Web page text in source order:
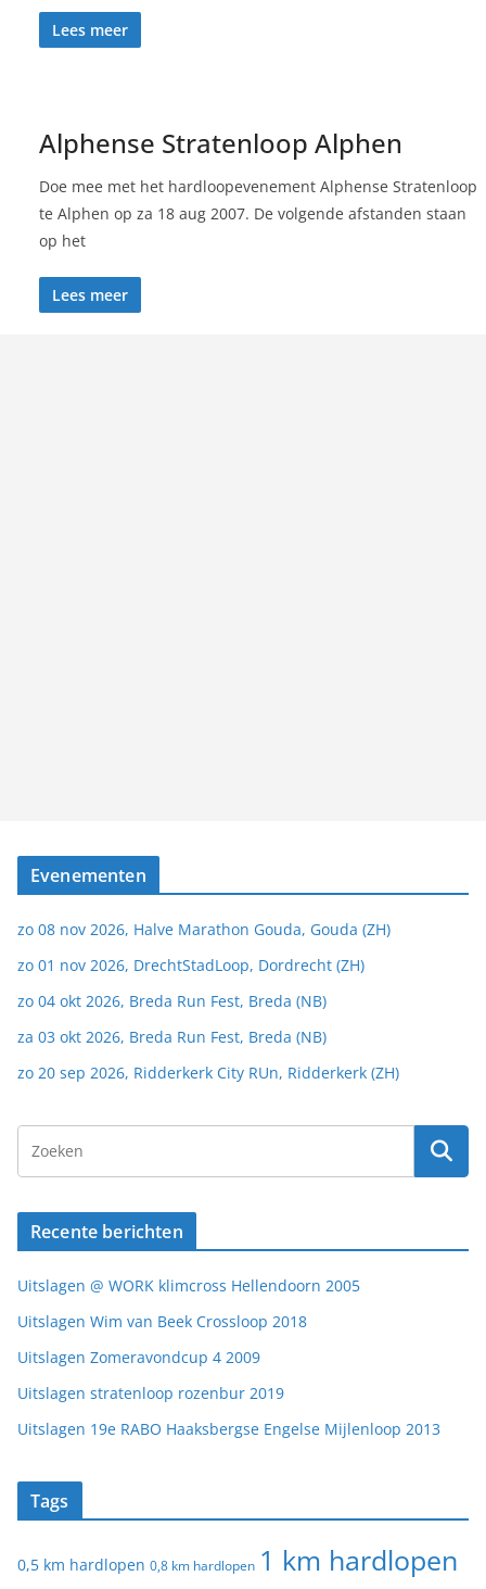
Lees meer
Alphense Stratenloop Alphen
Doe mee met het hardloopevenement Alphense Stratenloop
te Alphen op za 18 aug 2007. De volgende afstanden staan
op het
Lees meer
Evenementen
zo 08 nov 2026, Halve Marathon Gouda, Gouda (ZH)
zo 01 nov 2026, DrechtStadLoop, Dordrecht (ZH)
zo 04 okt 2026, Breda Run Fest, Breda (NB)
za 03 okt 2026, Breda Run Fest, Breda (NB)
zo 20 sep 2026, Ridderkerk City RUn, Ridderkerk (ZH)
Recente berichten
Uitslagen @ WORK klimcross Hellendoorn 2005
Uitslagen Wim van Beek Crossloop 2018
Uitslagen Zomeravondcup 4 2009
Uitslagen stratenloop rozenbur 2019
Uitslagen 19e RABO Haaksbergse Engelse Mijlenloop 2013
Tags
0,5 km hardlopen 0,8 km hardlopen 1 km hardlopen